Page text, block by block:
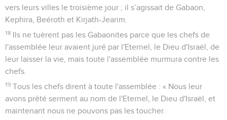
vers leurs villes le troisième jour ; il s’agissait de Gabaon,
Kephira, Beéroth et Kirjath-Jearim.
18 Ils ne tuèrent pas les Gabaonites parce que les chefs de
l'assemblée leur avaient juré par l'Eternel, le Dieu d'Israël, de
leur laisser la vie, mais toute l'assemblée murmura contre les
chefs.
19 Tous les chefs dirent à toute l'assemblée : « Nous leur
avons prêté serment au nom de l'Eternel, le Dieu d'Israël, et
maintenant nous ne pouvons pas les toucher.